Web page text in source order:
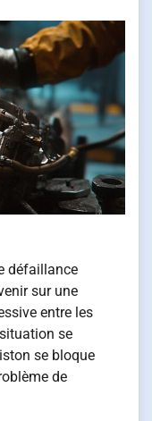
défaillance
sur une
entre les
se
se bloque
de